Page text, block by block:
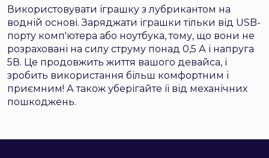
Використовувати іграшку з лубрикантом на
водній основі. Заряджати іграшки тільки від USB-
порту комп'ютера або ноутбука, тому, що вони не
розраховані на силу струму понад 0,5 А і напруга
5В. Це продовжить життя вашого девайса, і
зробить використання більш комфортним і
приємним! А також уберігайте її від механічних
пошкоджень.